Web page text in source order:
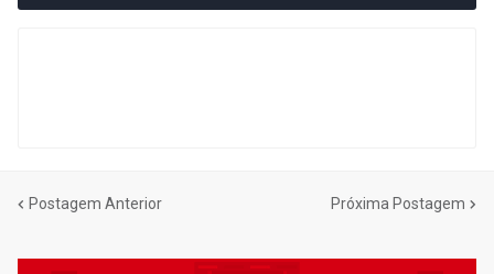
Postagem Anterior Próxima Postagem